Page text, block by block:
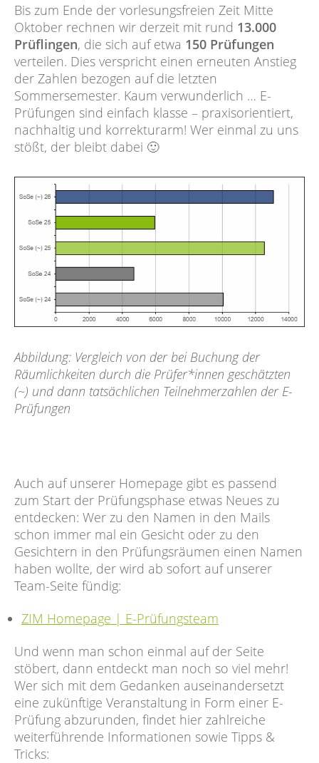
Bis zum Ende der vorlesungsfreien Zeit Mitte
Oktober rechnen wir derzeit mit rund 13.000
Prüflingen, die sich auf etwa 150 Prüfungen
verteilen. Dies verspricht einen erneuten Anstieg
der Zahlen bezogen auf die letzten
Sommersemester. Kaum verwunderlich … E-
Prüfungen sind einfach klasse – praxisorientiert,
nachhaltig und korrekturarm! Wer einmal zu uns
stößt, der bleibt dabei 🙂
Abbildung: Vergleich von der bei Buchung der
Räumlichkeiten durch die Prüfer*innen geschätzten
(~) und dann tatsächlichen Teilnehmerzahlen der E-
Prüfungen
Auch auf unserer Homepage gibt es passend
zum Start der Prüfungsphase etwas Neues zu
entdecken: Wer zu den Namen in den Mails
schon immer mal ein Gesicht oder zu den
Gesichtern in den Prüfungsräumen einen Namen
haben wollte, der wird ab sofort auf unserer
Team-Seite fündig:
ZIM Homepage | E-Prüfungsteam
Und wenn man schon einmal auf der Seite
stöbert, dann entdeckt man noch so viel mehr!
Wer sich mit dem Gedanken auseinandersetzt
eine zukünftige Veranstaltung in Form einer E-
Prüfung abzurunden, findet hier zahlreiche
weiterführende Informationen sowie Tipps &
Tricks: